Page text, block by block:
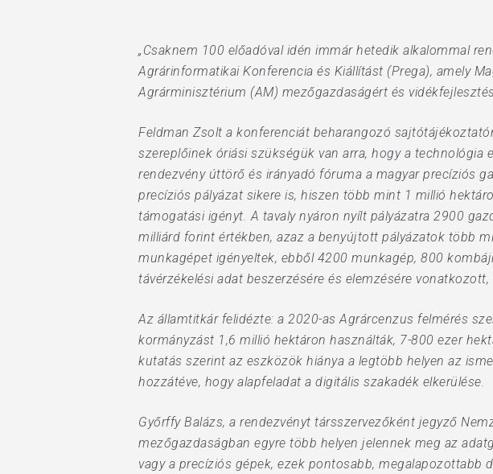
„Csaknem 100 előadóval idén immár hetedik alkalommal
Agrárinformatikai Konferencia és Kiállítást (Prega), amely
Agrárminisztérium (AM) mezőgazdaságért és
Feldman Zsolt a konferenciát beharangozó
szereplőinek óriási szükségük van arra, hogy a
rendezvény úttörő és irányadó fóruma a magyar precíziós
precíziós pályázat sikere is, hiszen több mint 1 millió
támogatási igényt. A tavaly nyáron nyílt pályázatra 2900
milliárd forint értékben, azaz a benyújtott pályázatok több
munkagépet igényeltek, ebből 4200 munkagép, 800
távérzékelési adat beszerzésére és elemzésére
Az államtitkár felidézte: a 2020-as Agrárcenzus felmérés
kormányzást 1,6 millió hektáron használták, 7-800 ezer
kutatás szerint az eszközök hiánya a legtöbb helyen az
hozzátéve, hogy alapfeladat a digitális szakadék elkerülése.
Győrffy Balázs, a rendezvényt társszervezőként jegyző
mezőgazdaságban egyre több helyen jelennek meg az
vagy a precíziós gépek, ezek pontosabb,